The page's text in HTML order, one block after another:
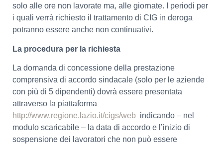
solo alle ore non lavorate ma, alle giornate. I periodi per
i quali verrà richiesto il trattamento di CIG in deroga
potranno essere anche non continuativi.
La procedura per la richiesta
La domanda di concessione della prestazione
comprensiva di accordo sindacale (solo per le aziende
con più di 5 dipendenti) dovrà essere presentata
attraverso la piattaforma
http://www.regione.lazio.it/cigs/web indicando – nel
modulo scaricabile – la data di accordo e l’inizio di
sospensione dei lavoratori che non può essere